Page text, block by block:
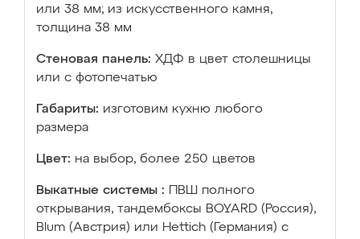
или 38 мм; из искусственного камня,
толщина 38 мм
Стеновая панель: ХДФ в цвет столешницы
или с фотопечатью
Габариты: изготовим кухню любого
размера
Цвет: на выбор, более 250 цветов
Выкатные системы :
ПВШ полного
открывания, тандембоксы BOYARD (Россия),
Blum (Австрия) или Hettich (Германия) с